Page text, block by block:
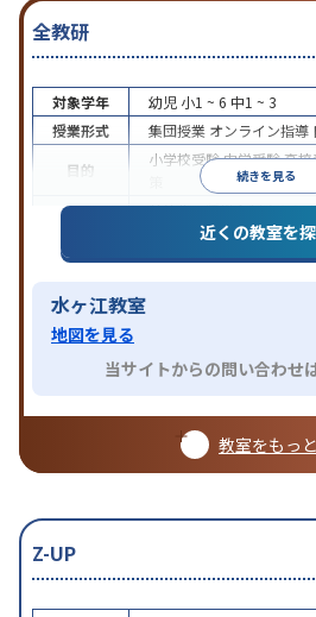
全教研
続きを見る
対象学年 幼児 小1 ~ 6 中1 ~ 3
授業形式
集団授業 オンライン指導
目的
小学校受験中学受験高校
特待生・奨学金制度あり
オンライン対応
近くの教室を
水ヶ江教室
地図を見る
当サイトからの問い合わせ
教室をもっ
Z-UP